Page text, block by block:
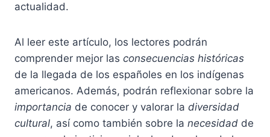
actualidad.
Al leer este artículo, los lectores podrán
comprender mejor las consecuencias históricas
de la llegada de los españoles en los indígenas
americanos. Además, podrán reflexionar sobre la
importancia de conocer y valorar la diversidad
cultural, así como también sobre la necesidad de